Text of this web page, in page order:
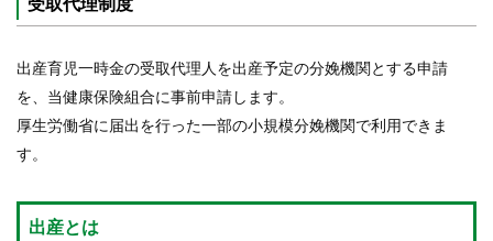
受取代理制度
出産育児一時金の受取代理人を出産予定の分娩機関とする申請
を、当健康保険組合に事前申請します。
厚生労働省に届出を行った一部の小規模分娩機関で利用できま
す。
出産とは